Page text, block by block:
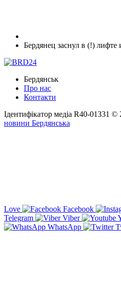
Бердянец заснул в (!) лифте
Бердянськ
Про нас
Контакти
Ідентифікатор медіа R40-01331 ©
новини Бердянська
Love
Facebook
Telegram
Viber
WhatsApp